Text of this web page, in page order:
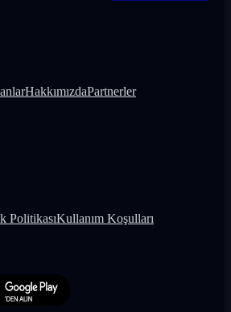
HakkımızdaPartnerler
PolitikasıKullanım Koşulları